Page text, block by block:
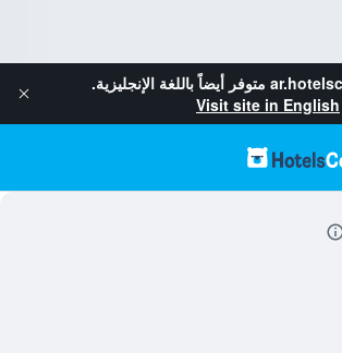
متوفر أيضاً باللغة الإنجليزية.
Visit site in English